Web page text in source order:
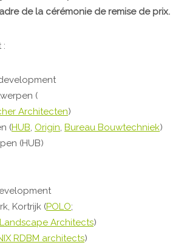
de la cérémonie de remise de prix.
:
(
Architecten)
(HUB, Origin, Bureau Bouwtechniek)
(HUB)
Kortrijk (POLO;
Architects)
RDBM architects)